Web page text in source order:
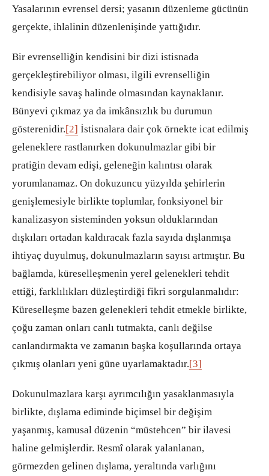
Yasalarının evrensel dersi; yasanın düzenleme gücünün
gerçekte, ihlalinin düzenlenişinde yattığıdır.
Bir evrenselliğin kendisini bir dizi istisnada
gerçekleştirebiliyor olması, ilgili evrenselliğin
kendisiyle savaş halinde olmasından kaynaklanır.
Bünyevi çıkmaz ya da imkânsızlık bu durumun
gösterenidir.[2] İstisnalara dair çok örnekte icat edilmiş
geleneklere rastlanırken dokunulmazlar gibi bir
pratiğin devam edişi, geleneğin kalıntısı olarak
yorumlanamaz. On dokuzuncu yüzyılda şehirlerin
genişlemesiyle birlikte toplumlar, fonksiyonel bir
kanalizasyon sisteminden yoksun olduklarından
dışkıları ortadan kaldıracak fazla sayıda dışlanmışa
ihtiyaç duyulmuş, dokunulmazların sayısı artmıştır. Bu
bağlamda, küreselleşmenin yerel gelenekleri tehdit
ettiği, farklılıkları düzleştirdiği fikri sorgulanmalıdır:
Küreselleşme bazen gelenekleri tehdit etmekle birlikte,
çoğu zaman onları canlı tutmakta, canlı değilse
canlandırmakta ve zamanın başka koşullarında ortaya
çıkmış olanları yeni güne uyarlamaktadır.[3]
Dokunulmazlara karşı ayrımcılığın yasaklanmasıyla
birlikte, dışlama ediminde biçimsel bir değişim
yaşanmış, kamusal düzenin “müstehcen” bir ilavesi
haline gelmişlerdir. Resmî olarak yalanlanan,
görmezden gelinen dışlama, yeraltında varlığını